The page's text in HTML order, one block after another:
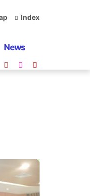
Index
News